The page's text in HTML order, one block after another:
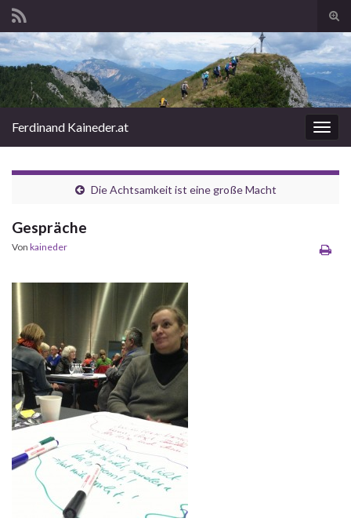
Search for:
Ferdinand Kaineder.at
Die Achtsamkeit ist eine große Macht
Gespräche
Von kaineder